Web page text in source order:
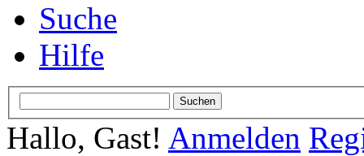
Suche
Hilfe
Hallo, Gast! Anmelden